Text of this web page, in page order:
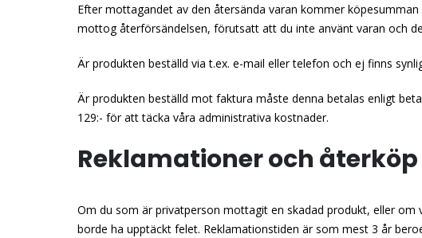
Efter mottagandet av den återsända varan kommer
mottog återförsändelsen, förutsatt att du inte använt varan och
Är produkten beställd via t.ex. e-mail eller telefon och ej finns
Är produkten beställd mot faktura måste denna betalas enligt
129:- för att täcka våra administrativa kostnader.
Reklamationer och
Om du som är privatperson mottagit en skadad produkt, eller
borde ha upptäckt felet. Reklamationstiden är som mest 3 år